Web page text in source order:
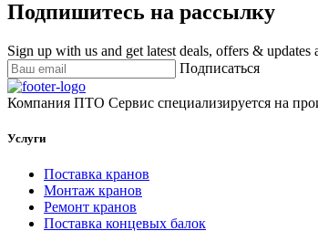
Подпишитесь на рассылку
Sign up with us and get latest deals, offers & updates
Подписаться
Компания ПТО Сервис специализируется на
Услуги
Поставка кранов
Монтаж кранов
Ремонт кранов
Поставка концевых балок